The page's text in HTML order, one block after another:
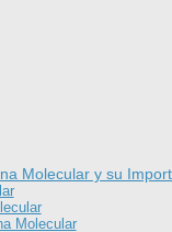
Molecular y su
Molecular